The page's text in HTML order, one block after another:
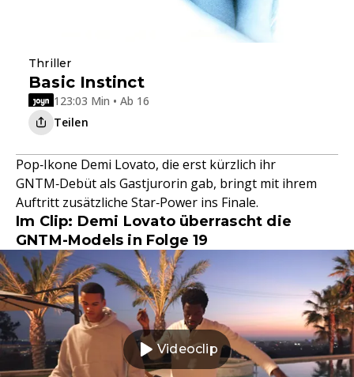
Thriller
Basic Instinct
123:03 Min • Ab 16
Teilen
Pop‑Ikone Demi Lovato, die erst kürzlich ihr
GNTM‑Debüt als Gastjurorin gab, bringt mit ihrem
Auftritt zusätzliche Star‑Power ins Finale.
Im Clip: Demi Lovato überrascht die
GNTM-Models in Folge 19
Videoclip